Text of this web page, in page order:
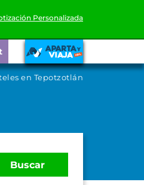
Personalizada
en Tepotzotlán
Buscar